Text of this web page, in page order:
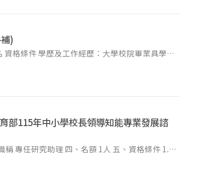
加升遷經核定者，若其原敘薪資已在晉升職等
可逕自該職等薪資下限起薪，如其調幅低於
，逾期歉難受理。 甄選方式 1.經書
)
部115年中小學校長領導知能專業發展諮